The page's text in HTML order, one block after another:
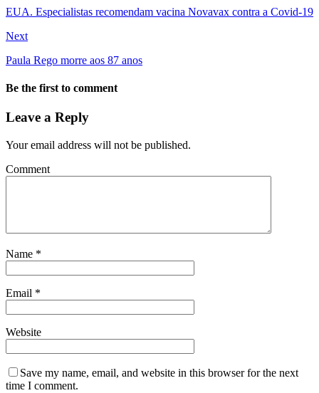
EUA. Especialistas recomendam vacina Novavax contra a Covid-19
Next
Paula Rego morre aos 87 anos
Be the first to comment
Leave a Reply
Your email address will not be published.
Comment
Name *
Email *
Website
Save my name, email, and website in this browser for the next
time I comment.